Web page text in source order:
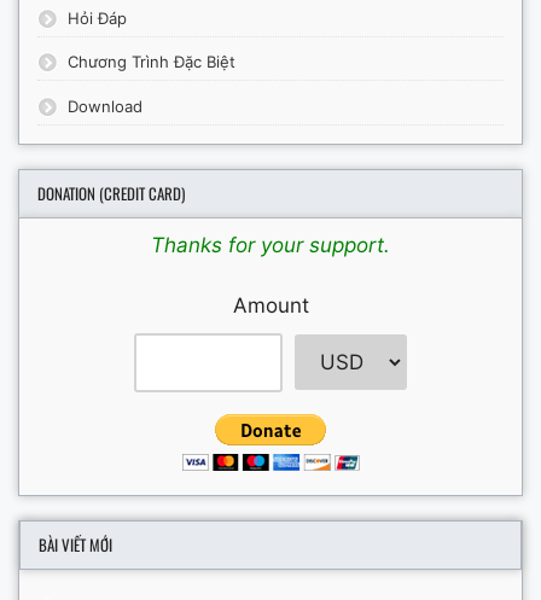
Hỏi Đáp
Chương Trình Đặc Biệt
Download
DONATION (CREDIT CARD)
Thanks for your support.
Amount
BÀI VIẾT MỚI